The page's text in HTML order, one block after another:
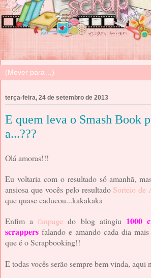
terça-feira, 24 de setembro de 2013
E quem leva o Smash Book
a...???
Olá amoras!!!
Eu voltaria com o resultado só amanhã,
ansiosa que vocês pelo resultado Sorteio de
que quase caducou...kakakaka
Enfim a fanpage do blog atingiu 1000
scrappers falando e amando cada dia
que é o Scrapbooking!!
E todas vocês serão sempre bem vinda, aqui